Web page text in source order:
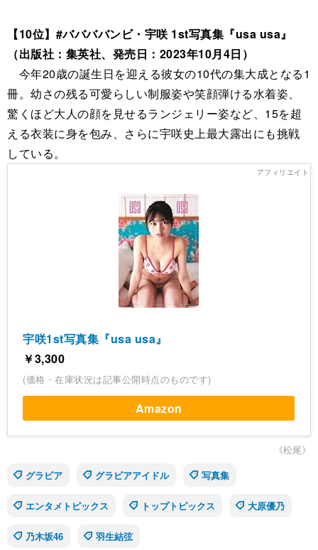
【10位】#ババババンビ・宇咲 1st写真集『usa usa』
（出版社：集英社、発売日：2023年10月4日）
今年20歳の誕生日を迎える彼女の10代の集大成となる1
冊。幼さの残る可愛らしい制服姿や笑顔弾ける水着姿、
驚くほど大人の顔を見せるランジェリー姿など、15を超
える衣装に身を包み、さらに宇咲史上最大露出にも挑戦
している。
宇咲1st写真集『usa usa』
￥3,300
(価格・在庫状況は記事公開時点のものです)
Amazon
《松尾》
グラビア
グラビアアイドル 写真集
エンタメトピックス トップトピックス 大原優乃
乃木坂46 羽生結弦